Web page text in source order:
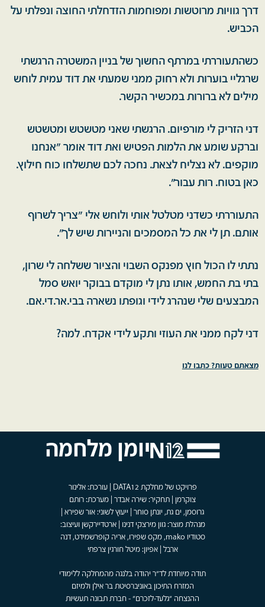
דרך גוויות מרוטשות ומפוחמות הזדחלתי החוצה ונפלתי על
הכביש.
כשהתעוררתי במרתף החשוך של בניין המשטרה הרגשתי
שרגליי בוערות ולא רחוק ממני שמעתי את דוד עמית לוחש
מילים לא ברורות במכשיר הקשר.
דני הזריק לי מורפיום. הרגשתי שאני מטשטש ומטשטש
וברקע שומע את הלמות הפטיש ואת דוד אומר "אנחנו
מוקפים. לא נצליח לצאת. נחכה לכם שתשלחו כוח חילוץ.
כאן בטוח. רות עבור".
התעוררתי כשדני מטלטל אותי ולוחש אלי "צריך לשרוף
אותם. תן לי את כל המסמכים והניירות שיש לך".
נתתי לו הכול חוץ מפנקס השבוי והציור ששלחה לי שרון,
בתי בת החמש, אותו נתן לי מוקדם בבוקר יואש סמל
המבצעים שלי שנהרג לידי וגופתו נשארה בבי.אר.די.אם.
דני לקח ממני את העוזי ותקע לידי אקדח. למה?
מצאתם טעות? כתבו לנו
יומן מלחמה
פרויקט של מחלקת DATA12 | עורכת: אלינור
צוקרמן | תחקיר: שירה אבדר | מערכת: רותם
גרוסמן, ים גת, יונתן סוחר | ייעוץ לשוני: אור שפירא |
מנהלת מוצר: גוון מירצקי דנינו | ארטדיירקשן ועיצוב:
סטודיו mako, מקס שפירו, אריה קופרשמידט, דנה
ארבל | אפיון: מיטל חורגין צרפתי
תודה מיוחדת לד"ר יהודה בלנגה מהמחלקה ללימודי
המזרח התיכון באוניברסיטת בר אילן ולמיזם
ההנצחה "גלעד-לזכרם" - חברת תבונה תעשיות